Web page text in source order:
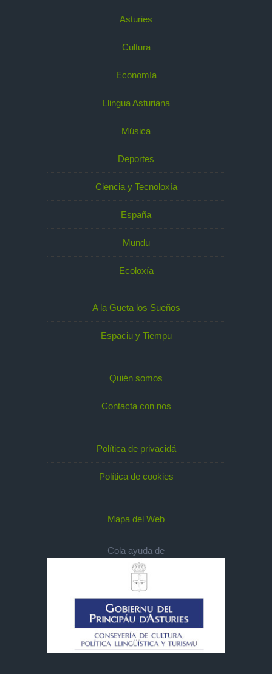
Asturies
Cultura
Economía
Llingua Asturiana
Música
Deportes
Ciencia y Tecnoloxía
España
Mundu
Ecoloxía
A la Gueta los Sueños
Espaciu y Tiempu
Quién somos
Contacta con nos
Política de privacidá
Política de cookies
Mapa del Web
Cola ayuda de